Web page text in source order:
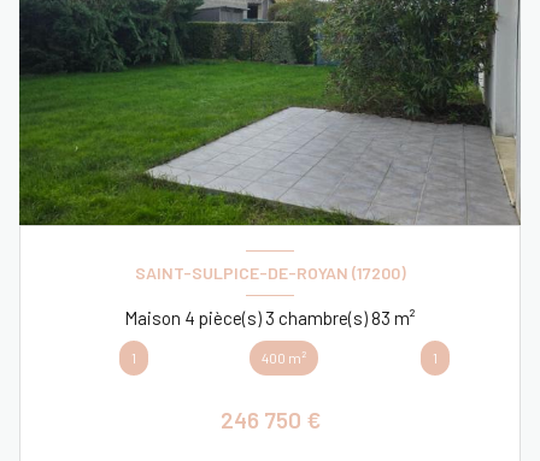
SAINT-SULPICE-DE-ROYAN (17200)
Maison 4 pièce(s) 3 chambre(s) 83 m²
1 400 m² 1
246 750 €